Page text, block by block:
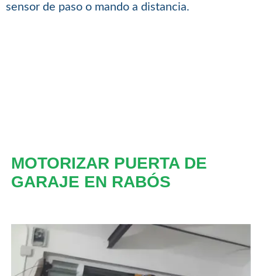
sensor de paso o mando a distancia.
MOTORIZAR PUERTA DE
GARAJE EN RABÓS